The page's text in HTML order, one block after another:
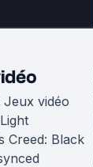
Jeux vidéo
Creed: Black